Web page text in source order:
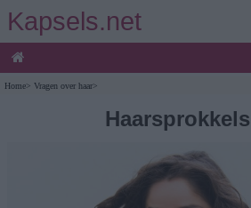
Kapsels.net
Home> Vragen over haar>